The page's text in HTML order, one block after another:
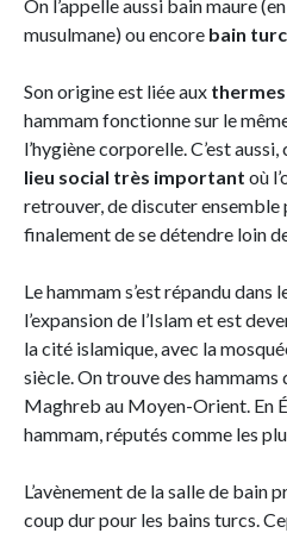
On l’appelle aussi bain maure
musulmane) ou encore bain turc
Son origine est liée aux
hammam fonctionne sur le
l’hygiène corporelle. C’est
lieu social très important où
retrouver, de discuter ensemble
finalement de se détendre loin
Le hammam s’est répandu dans
l’expansion de l’Islam et est
la cité islamique, avec la
siècle. On trouve des hammams
Maghreb au Moyen-Orient. En
hammam, réputés comme les
L’avènement de la salle de bain
coup dur pour les bains turcs.